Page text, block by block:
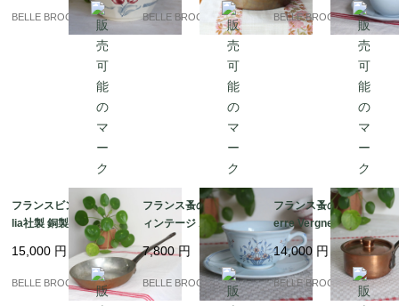
リップ柄 1920-50年頃
｜フランス発送（到着
BELLE BROCANTE
（到着まで2-3週間）
BELLE BROCANTE
淡いブルーの陶器｜フ
ランス発送（到着まで2
BELLE BROCANTE
フランスビンテージ Ce
lia社製 銅製フライパン
21cm（刻印あり）本
格プロ仕様 錫引き｜フ
ランス発送（到着まで2
15,000 円
BELLE BROCANTE
フランス蚤の市 希少 ヴ
ィンテージ ポルニック
陶器 カップ＆ソーサー
/ Cottage（コテージ）
シリーズ 手書きのバス
ケット花柄｜フランス
7,800円
BELLE BROCANTE
フランス蚤の市 希少 Pi
erre Vergnes Durfort
蓋付き 銅のソースパン
10cm｜フランス発送
（到着まで2-3週間）
14,000 円
BELLE BROCANTE